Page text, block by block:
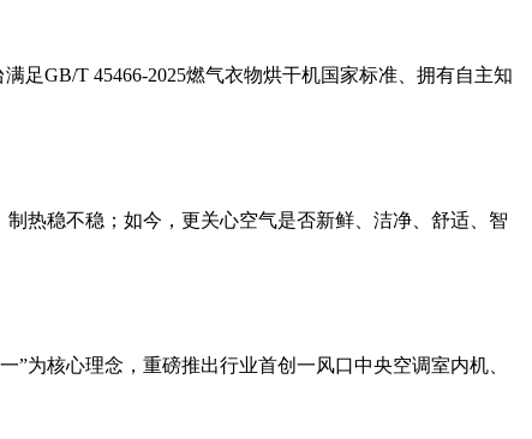
足GB/T 45466-2025燃气衣物烘干机国家标准、拥有自主知
热稳不稳；如今，更关心空气是否新鲜、洁净、舒适、智
为核心理念，重磅推出行业首创一风口中央空调室内机、